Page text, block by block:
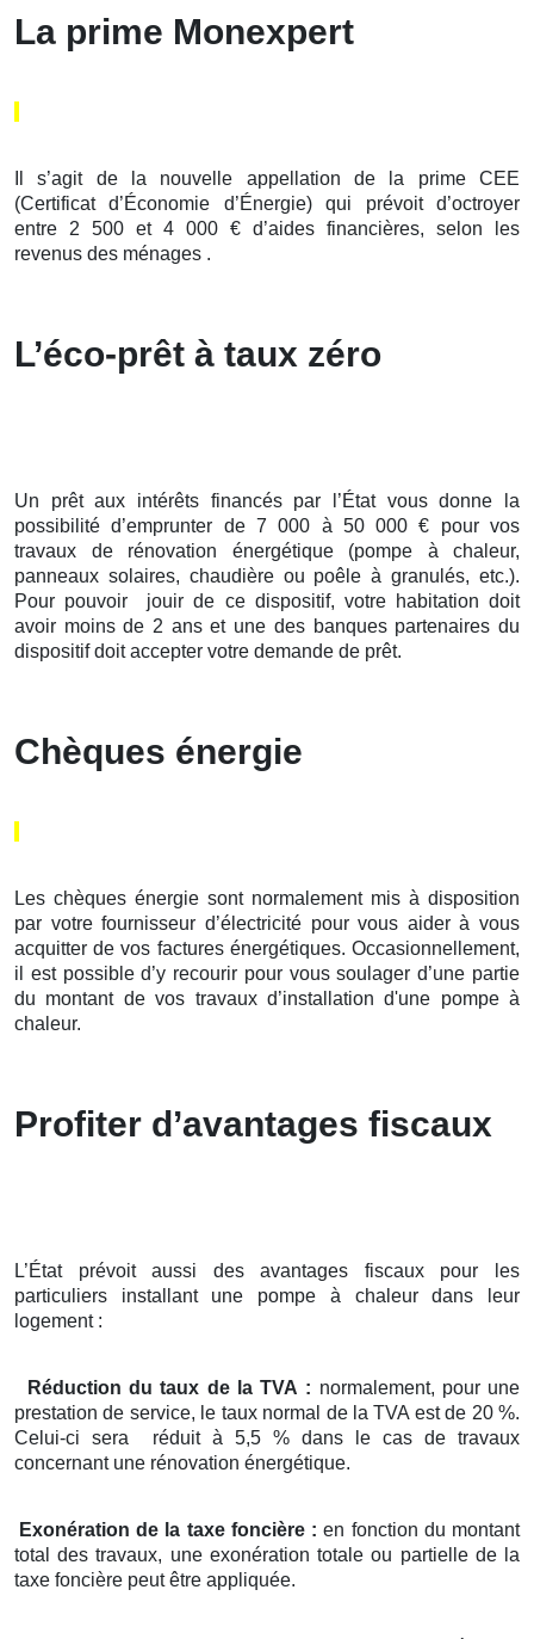
La prime Monexpert
Il s’agit de la nouvelle appellation de la prime CEE
(Certificat d’Économie d’Énergie) qui prévoit d’octroyer
entre 2 500 et 4 000 € d’aides financières, selon les
revenus des ménages .
L’éco-prêt à taux zéro
Un prêt aux intérêts financés par l’État vous donne la
possibilité d’emprunter de 7 000 à 50 000 € pour vos
travaux de rénovation énergétique (pompe à chaleur,
panneaux solaires, chaudière ou poêle à granulés, etc.).
Pour pouvoir jouir de ce dispositif, votre habitation doit
avoir moins de 2 ans et une des banques partenaires du
dispositif doit accepter votre demande de prêt.
Chèques énergie
Les chèques énergie sont normalement mis à disposition
par votre fournisseur d’électricité pour vous aider à vous
acquitter de vos factures énergétiques. Occasionnellement,
il est possible d’y recourir pour vous soulager d’une partie
du montant de vos travaux d’installation d'une pompe à
chaleur.
Profiter d’avantages fiscaux
L’État prévoit aussi des avantages fiscaux pour les
particuliers installant une pompe à chaleur dans leur
logement :
Réduction du taux de la TVA : normalement, pour une
prestation de service, le taux normal de la TVA est de 20 %.
Celui-ci sera réduit à 5,5 % dans le cas de travaux
concernant une rénovation énergétique.
Exonération de la taxe foncière : en fonction du montant
total des travaux, une exonération totale ou partielle de la
taxe foncière peut être appliquée.